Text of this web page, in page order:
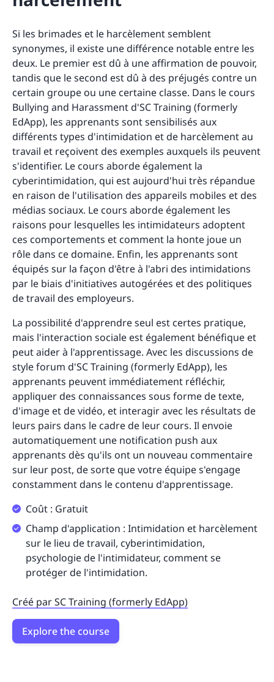
Si les brimades et le harcèlement semblent
synonymes, il existe une différence notable entre les
deux. Le premier est dû à une affirmation de pouvoir,
tandis que le second est dû à des préjugés contre un
certain groupe ou une certaine classe. Dans le cours
Bullying and Harassment d'SC Training (formerly
EdApp), les apprenants sont sensibilisés aux
différents types d'intimidation et de harcèlement au
travail et reçoivent des exemples auxquels ils peuvent
s'identifier. Le cours aborde également la
cyberintimidation, qui est aujourd'hui très répandue
en raison de l'utilisation des appareils mobiles et des
médias sociaux. Le cours aborde également les
raisons pour lesquelles les intimidateurs adoptent
ces comportements et comment la honte joue un
rôle dans ce domaine. Enfin, les apprenants sont
équipés sur la façon d'être à l'abri des intimidations
par le biais d'initiatives autogérées et des politiques
de travail des employeurs.
La possibilité d'apprendre seul est certes pratique,
mais l'interaction sociale est également bénéfique et
peut aider à l'apprentissage. Avec les discussions de
style forum d'SC Training (formerly EdApp), les
apprenants peuvent immédiatement réfléchir,
appliquer des connaissances sous forme de texte,
d'image et de vidéo, et interagir avec les résultats de
leurs pairs dans le cadre de leur cours. Il envoie
automatiquement une notification push aux
apprenants dès qu'ils ont un nouveau commentaire
sur leur post, de sorte que votre équipe s'engage
constamment dans le contenu d'apprentissage.
Coût : Gratuit
Champ d'application : Intimidation et harcèlement
sur le lieu de travail, cyberintimidation,
psychologie de l'intimidateur, comment se
protéger de l'intimidation.
Créé par SC Training (formerly EdApp)
Explore the course